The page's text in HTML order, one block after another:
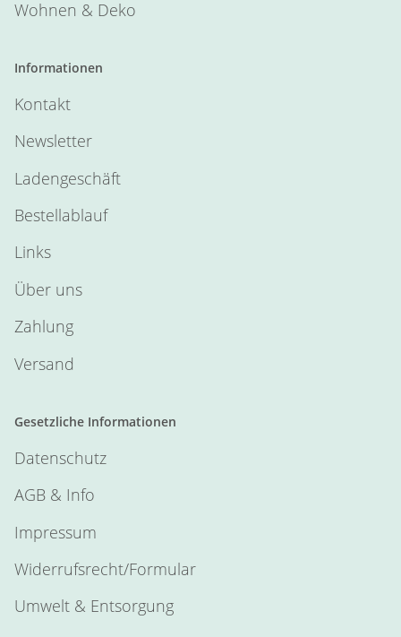
Wohnen & Deko
Informationen
Kontakt
Newsletter
Ladengeschäft
Bestellablauf
Links
Über uns
Zahlung
Versand
Gesetzliche Informationen
Datenschutz
AGB & Info
Impressum
Widerrufsrecht/Formular
Umwelt & Entsorgung